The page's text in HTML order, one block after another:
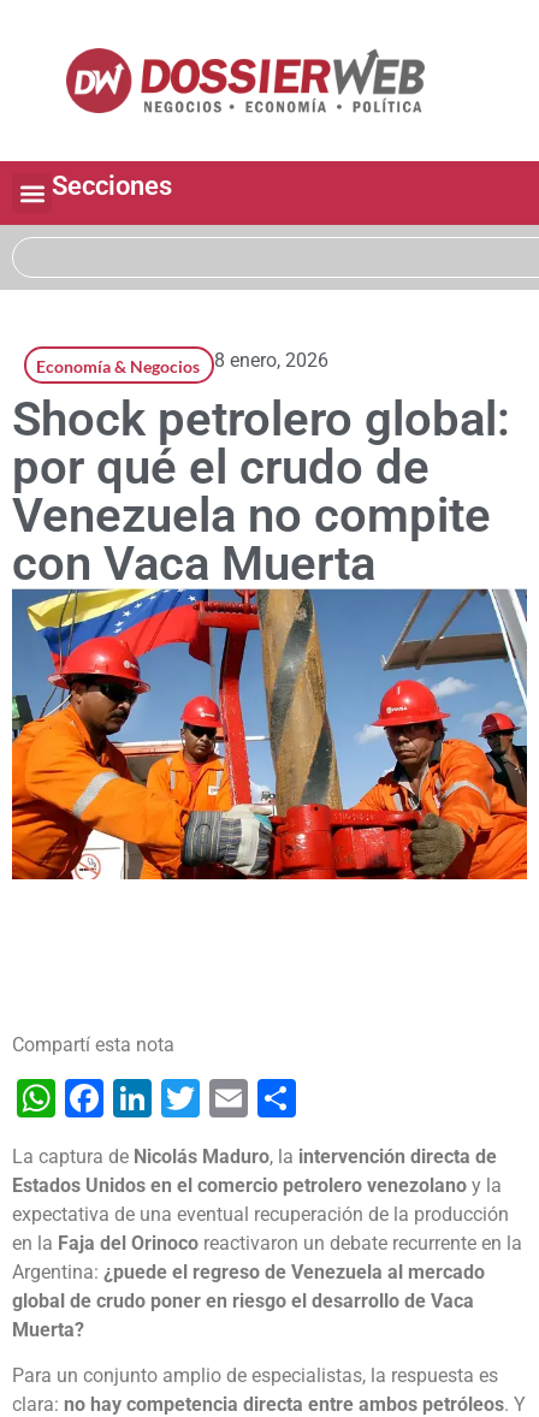
Secciones
Economía & Negocios 8 enero, 2026
Shock petrolero global:
por qué el crudo de
Venezuela no compite
con Vaca Muerta
Compartí esta nota
WhatsApp
Facebook
LinkedIn
Twitter
Email
La captura de Nicolás Maduro, la intervención directa de
Estados Unidos en el comercio petrolero venezolano y la
expectativa de una eventual recuperación de la producción
en la Faja del Orinoco reactivaron un debate recurrente en la
Argentina: ¿puede el regreso de Venezuela al mercado
global de crudo poner en riesgo el desarrollo de Vaca
Muerta?
Para un conjunto amplio de especialistas, la respuesta es
clara: no hay competencia directa entre ambos petróleos. Y